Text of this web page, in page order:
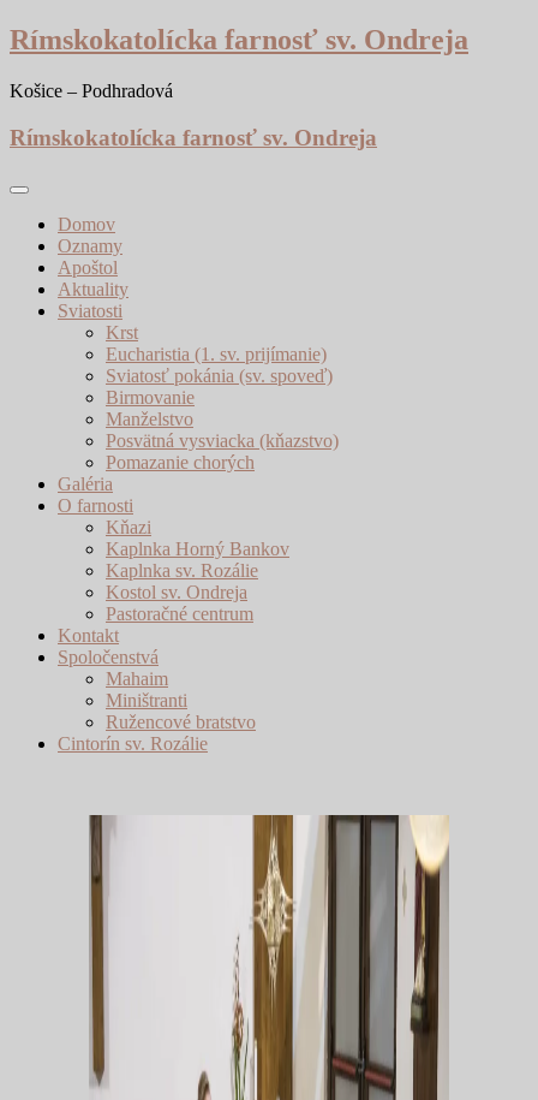
Skip
to
Rímskokatolícka farnosť sv. Ondreja
Košice – Podhradová
Rímskokatolícka farnosť sv. Ondreja
Domov
Oznamy
Apoštol
Aktuality
Sviatosti
Krst
Eucharistia (1. sv. prijímanie)
Sviatosť pokánia (sv. spoveď)
Birmovanie
Manželstvo
Posvätná vysviacka (kňazstvo)
Pomazanie chorých
Galéria
O farnosti
Kňazi
Kaplnka Horný Bankov
Kaplnka sv. Rozálie
Kostol sv. Ondreja
Pastoračné centrum
Kontakt
Spoločenstvá
Mahaim
Miništranti
Ružencové bratstvo
Cintorín sv. Rozálie